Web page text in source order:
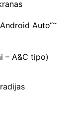
Auto“~
– A&C tipo)